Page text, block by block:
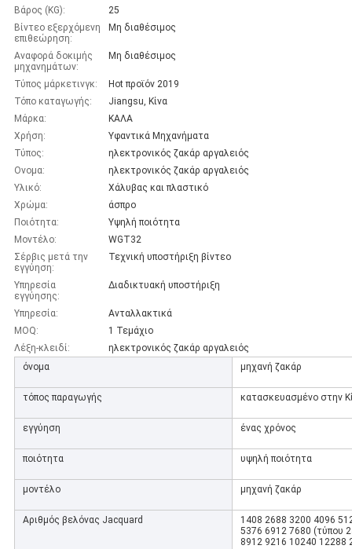
Βάρος (KG):
25
Βίντεο εξερχόμενη
επιθεώρηση:
Μη διαθέσιμος
Αναφορά δοκιμής
μηχανημάτων:
Μη διαθέσιμος
Τύπος μάρκετινγκ:
Hot προϊόν 2019
Τόπο καταγωγής:
Jiangsu, Κίνα
Μάρκα:
ΚΑΛΑ
Χρήση:
Υφαντικά Μηχανήματα
Τύπος:
ηλεκτρονικός ζακάρ αργαλειός
Ονομα:
ηλεκτρονικός ζακάρ αργαλειός
Υλικό:
Χάλυβας και πλαστικό
Χρώμα:
άσπρο
Ποιότητα:
Υψηλή ποιότητα
Μοντέλο:
WGT32
Σέρβις μετά την
εγγύηση:
Τεχνική υποστήριξη βίντεο
Υπηρεσία
εγγύησης:
Διαδικτυακή υποστήριξη
Υπηρεσία:
Ανταλλακτικά
MOQ:
1 Τεμάχιο
Λέξη-κλειδί:
ηλεκτρονικός ζακάρ αργαλειός
όνομα
μηχανή ζακάρ
τόπος παραγωγής κατασκευασμένο στην
εγγύηση ένας χρόνος
ποιότητα υψηλή ποιότητα
μοντέλο μηχανή ζακάρ
Αριθμός βελόνας Jacquard
1408 2688 3200 4096
5376 6912 7680 (τύπου
8912 9216 10240 12288